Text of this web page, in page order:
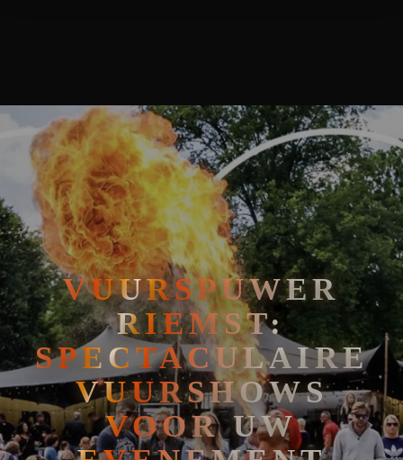
🐍REPTIELENSHOW
VUURSPUWER
RIEMST:
SPECTACULAIRE
VUURSHOWS
VOOR UW